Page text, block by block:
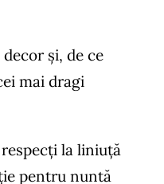
și, de ce
mai dragi
la liniuță
pentru nuntă